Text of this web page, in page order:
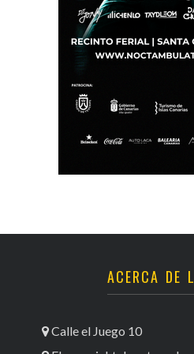
ACERCA DE
Calle el Juego 10